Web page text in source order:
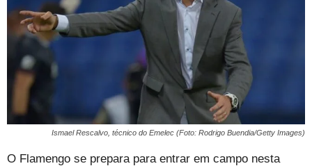
Ismael Rescalvo, técnico do Emelec (Foto: Rodrigo Buendia/Getty Images)
O Flamengo se prepara para entrar em campo nesta